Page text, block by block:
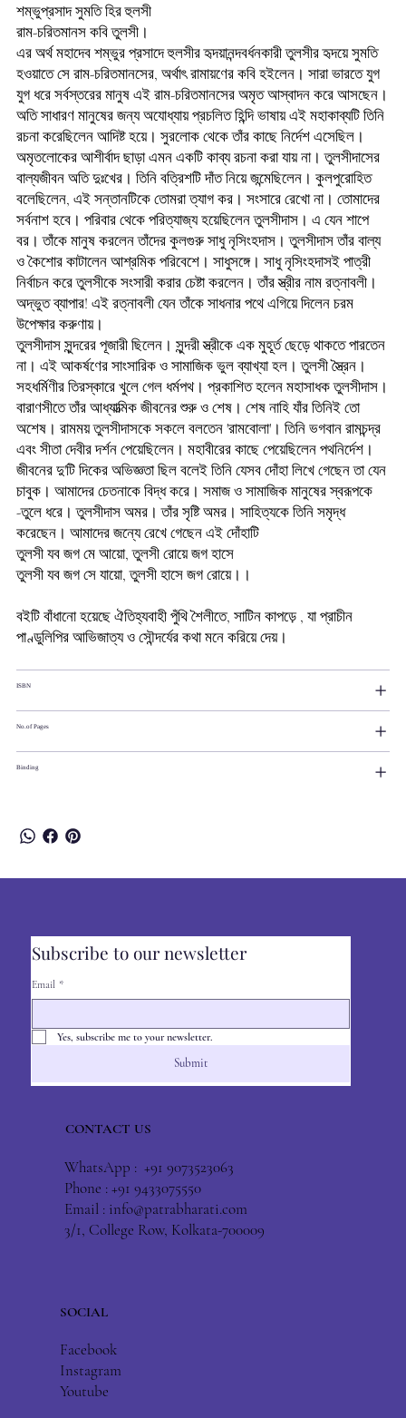
শম্ভুপ্রসাদ সুমতি হির হুলসী
রাম-চরিতমানস কবি তুলসী।
এর অর্থ মহাদেব শম্ভুর প্রসাদে হুলসীর হৃদয়ানন্দবর্ধনকারী তুলসীর হৃদয়ে সুমতি
হওয়াতে সে রাম-চরিতমানসের, অর্থাৎ রামায়ণের কবি হইলেন। সারা ভারতে যুগ
যুগ ধরে সর্বস্তরের মানুষ এই রাম-চরিতমানসের অমৃত আস্বাদন করে আসছেন।
অতি সাধারণ মানুষের জন্য অযোধ্যায় প্রচলিত হিন্দি ভাষায় এই মহাকাব্যটি তিনি
রচনা করেছিলেন আদিষ্ট হয়ে। সুরলোক থেকে তাঁর কাছে নির্দেশ এসেছিল।
অমৃতলোকের আশীর্বাদ ছাড়া এমন একটি কাব্য রচনা করা যায় না। তুলসীদাসের
বাল্যজীবন অতি দুঃখের। তিনি বত্রিশটি দাঁত নিয়ে জন্মেছিলেন। কুলপুরোহিত
বলেছিলেন, এই সন্তানটিকে তোমরা ত্যাগ কর। সংসারে রেখো না। তোমাদের
সর্বনাশ হবে। পরিবার থেকে পরিত্যাজ্য হয়েছিলেন তুলসীদাস। এ যেন শাপে
বর। তাঁকে মানুষ করলেন তাঁদের কুলগুরু সাধু নৃসিংহদাস। তুলসীদাস তাঁর বাল্য
ও কৈশোর কাটালেন আশ্রমিক পরিবেশে। সাধুসঙ্গে। সাধু নৃসিংহদাসই পাত্রী
নির্বাচন করে তুলসীকে সংসারী করার চেষ্টা করলেন। তাঁর স্ত্রীর নাম রত্নাবলী।
অদ্ভুত ব্যাপার! এই রত্নাবলী যেন তাঁকে সাধনার পথে এগিয়ে দিলেন চরম
উপেক্ষার করুণায়।
তুলসীদাস সুন্দরের পূজারী ছিলেন। সুন্দরী স্ত্রীকে এক মুহূর্ত ছেড়ে থাকতে পারতেন
না। এই আকর্ষণের সাংসারিক ও সামাজিক ভুল ব্যাখ্যা হল। তুলসী স্ত্রৈন।
সহধর্মিণীর তিরস্কারে খুলে গেল ধর্মপথ। প্রকাশিত হলেন মহাসাধক তুলসীদাস।
বারাণসীতে তাঁর আধ্যাত্মিক জীবনের শুরু ও শেষ। শেষ নাহি যাঁর তিনিই তো
অশেষ। রামময় তুলসীদাসকে সকলে বলতেন 'রামবোলা'। তিনি ভগবান রামচন্দ্র
এবং সীতা দেবীর দর্শন পেয়েছিলেন। মহাবীরের কাছে পেয়েছিলেন পথনির্দেশ।
জীবনের দু'টি দিকের অভিজ্ঞতা ছিল বলেই তিনি যেসব দোঁহা লিখে গেছেন তা যেন
চাবুক। আমাদের চেতনাকে বিদ্ধ করে। সমাজ ও সামাজিক মানুষের স্বরূপকে
-তুলে ধরে। তুলসীদাস অমর। তাঁর সৃষ্টি অমর। সাহিত্যকে তিনি সমৃদ্ধ
করেছেন। আমাদের জন্যে রেখে গেছেন এই দোঁহাটি
তুলসী যব জগ মে আয়ো, তুলসী রোয়ে জগ হাসে
তুলসী যব জগ সে যায়ো, তুলসী হাসে জগ রোয়ে।।
বইটি বাঁধানো হয়েছে ঐতিহ্যবাহী পুঁথি শৈলীতে, সাটিন কাপড়ে , যা প্রাচীন
পাণ্ডুলিপির আভিজাত্য ও সৌন্দর্যের কথা মনে করিয়ে দেয়।
ISBN
No.of Pages
Binding
Subscribe to our newsletter
Email *
Yes, subscribe me to your newsletter.
Submit
CONTACT US
WhatsApp : +91 9073523063
Phone : +91 9433075550
Email : info@patrabharati.com
3/1, College Row, Kolkata-700009
SOCIAL
Facebook
Instagram
Youtube